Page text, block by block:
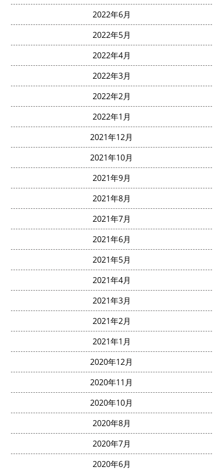
2022年6月
2022年5月
2022年4月
2022年3月
2022年2月
2022年1月
2021年12月
2021年10月
2021年9月
2021年8月
2021年7月
2021年6月
2021年5月
2021年4月
2021年3月
2021年2月
2021年1月
2020年12月
2020年11月
2020年10月
2020年8月
2020年7月
2020年6月